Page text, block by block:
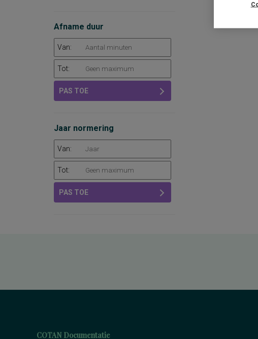
Afname duur
Van:
Tot:
PAS TOE
Jaar normering
Van:
Tot:
PAS TOE
COTAN Documentatie